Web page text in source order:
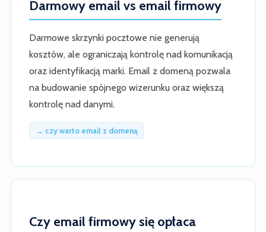
Darmowy email vs email firmowy
Darmowe skrzynki pocztowe nie generują
kosztów, ale ograniczają kontrolę nad komunikacją
oraz identyfikacją marki. Email z domeną pozwala
na budowanie spójnego wizerunku oraz większą
kontrolę nad danymi.
→ czy warto email z domeną
Czy email firmowy się opłaca